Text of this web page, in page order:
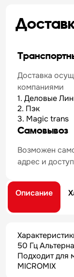
Доставка
компаниями
1. Деловые
2. Пэк
3. Magic trans
Самовывоз
Возможен
адрес и
Описание
50 Гц
Подходит для
MICROMIX